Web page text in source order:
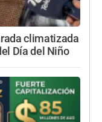
climatizada
Día del Niño